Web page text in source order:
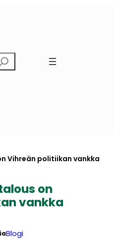
Vihreän politiikan vankka
on
vankka
Blogi